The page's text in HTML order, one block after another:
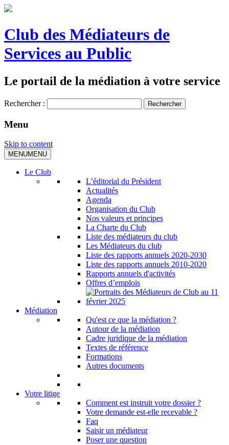
Club des Médiateurs de
Services au Public
Le portail de la médiation à votre service
Rechercher :
Menu
Skip to content
MENUMENU
Le Club
L’éditorial du Président
Actualités
Agenda
Organisation du Club
Nos valeurs et principes
La Charte du Club
Liste des médiateurs du club
Les Médiateurs du club
Liste des rapports annuels 2020-2030
Liste des rapports annuels 2010-2020
Rapports annuels d'activités
Offres d’emplois
Médiation
Qu'est ce que la médiation ?
Autour de la médiation
Cadre juridique de la médiation
Textes de référence
Formations
Autres documents
Votre litige
Comment est instruit votre dossier ?
Votre demande est-elle recevable ?
Faq
Saisir un médiateur
Poser une question